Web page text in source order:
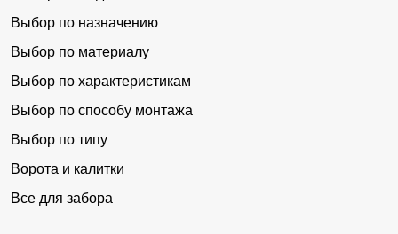
Выбор по назначению
Выбор по материалу
Выбор по характеристикам
Выбор по способу монтажа
Выбор по типу
Ворота и калитки
Все для забора